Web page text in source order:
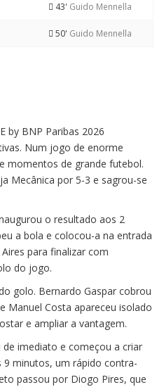
43' Guido Mennella
50' Guido Mennella
by BNP Paribas 2026
Num jogo de enorme
momentos de grande futebol.
Mecânica por 5-3 e sagrou-se
o resultado aos 2
a bola e colocou-a na entrada
para finalizar com
do jogo.
golo. Bernardo Gaspar cobrou
Manuel Costa apareceu isolado
e ampliar a vantagem.
imediato e começou a criar
9 minutos, um rápido contra-
passou por Diogo Pires, que